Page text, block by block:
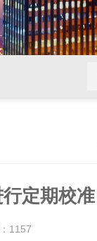
定期校准
1157